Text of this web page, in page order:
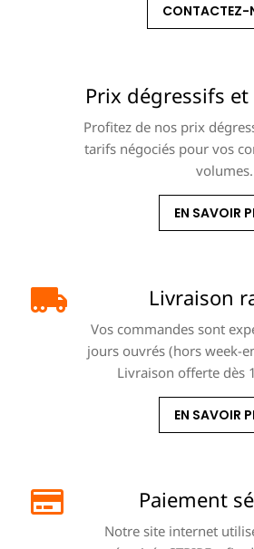
CONTACTEZ-
Prix dégressifs
Profitez de nos prix
tarifs négociés pour vos
volumes.
EN SAVOIR
Livraison
Vos commandes sont
jours ouvrés (hors week-
Livraison offerte dès
EN SAVOIR
Paiement
Notre site internet